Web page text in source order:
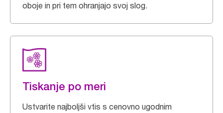
oboje in pri tem ohranjajo svoj slog.
Tiskanje po meri
Ustvarite najboljši vtis s cenovno ugodnim